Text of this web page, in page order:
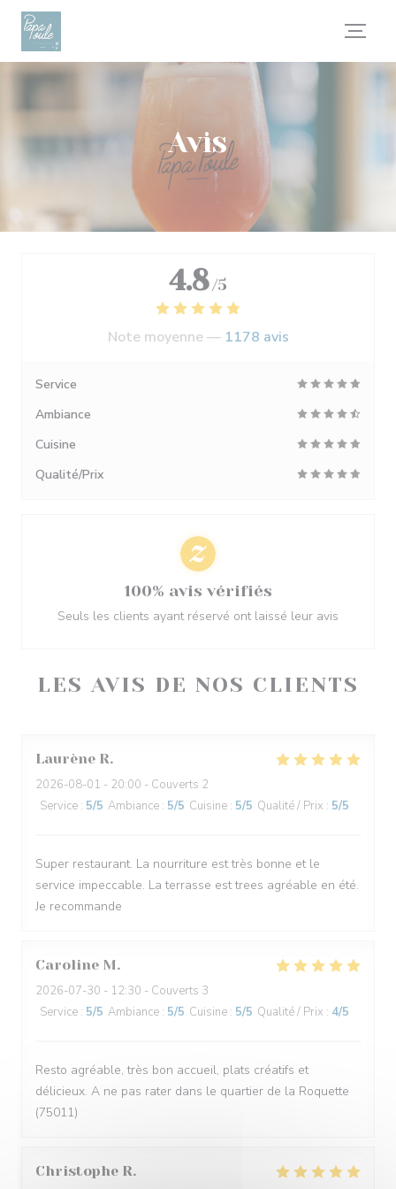
Personnalisation de vos choix en matière de cookies
Avis
LES AVIS DE NOS CLIENTS
Laurène R
2026-08-01 - 20:00 - Couverts 2
Service : 5/5 Ambiance : 5/5 Cuisine : 5/5 Qualité / Prix : 5/5
Super restaurant. La nourriture est très bonne et le
service impeccable. La terrasse est trees agréable en été.
Je recommande
Caroline M
2026-07-30 - 12:30 - Couverts 3
Service : 5/5 Ambiance : 5/5 Cuisine : 5/5 Qualité / Prix : 4/5
Resto agréable, très bon accueil, plats créatifs et
délicieux. A ne pas rater dans le quartier de la Roquette
(75011)
Christophe R
4.8 /5
Note moyenne — 1178 avis
Service
Ambiance
Cuisine
Qualité/Prix
100% avis vérifiés
Seuls les clients ayant réservé ont laissé leur avis